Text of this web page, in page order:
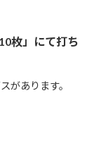
枚」にて打ち
があります。